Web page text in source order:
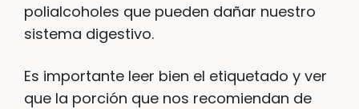
polialcoholes que pueden dañar nuestro
sistema digestivo.
Es importante leer bien el etiquetado y ver
que la porción que nos recomiendan de